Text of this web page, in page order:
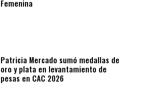
Femenina​
Patricia Mercado sumó medallas de
oro y plata en levantamiento de
pesas en CAC 2026